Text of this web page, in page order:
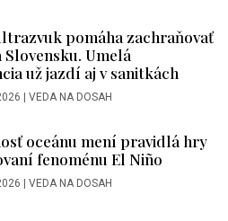
pomáha zachraňovať
Slovensku. Umelá
už jazdí aj v sanitkách
VEDA NA DOSAH
oceánu mení pravidlá hry
fenoménu El Niño
VEDA NA DOSAH